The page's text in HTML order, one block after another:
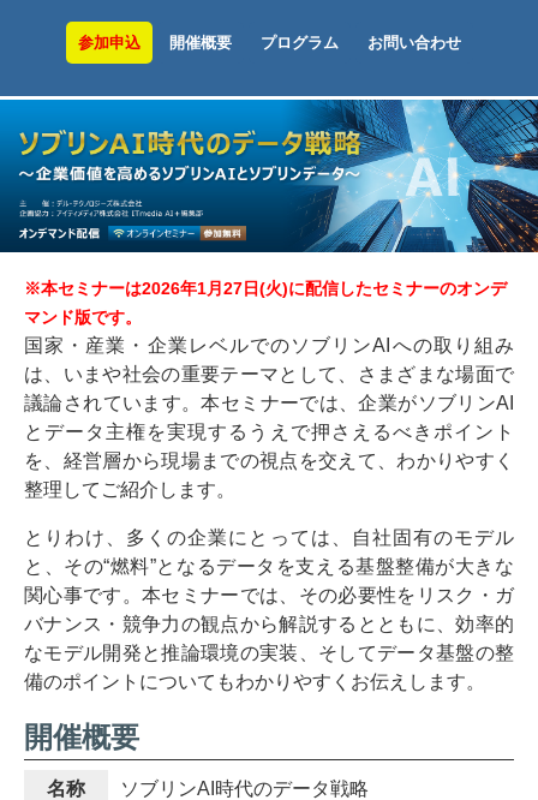
※本セミナーは2026年1月27日(火)に配信したセミナーのオンデ
マンド版です。
国家・産業・企業レベルでのソブリンAIへの取り組み
は、いまや社会の重要テーマとして、さまざまな場面で
議論されています。本セミナーでは、企業がソブリンAI
とデータ主権を実現するうえで押さえるべきポイント
を、経営層から現場までの視点を交えて、わかりやすく
整理してご紹介します。
とりわけ、多くの企業にとっては、自社固有のモデル
と、その“燃料”となるデータを支える基盤整備が大きな
関心事です。本セミナーでは、その必要性をリスク・ガ
バナンス・競争力の観点から解説するとともに、効率的
なモデル開発と推論環境の実装、そしてデータ基盤の整
備のポイントについてもわかりやすくお伝えします。
開催概要
名称
ソブリンAI時代のデータ戦略
参加申込 開催概要 プログラム お問い合わせ